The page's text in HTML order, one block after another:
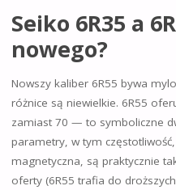
Seiko 6R35 a
nowego?
Nowszy kaliber 6R55 bywa
różnice są niewielkie. 6R55
zamiast 70 — to symboliczne
parametry, w tym
magnetyczna, są praktycznie
oferty (6R55 trafia do